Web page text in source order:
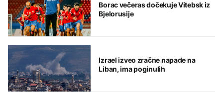
Borac večeras dočekuje Vitebsk iz
Bjelorusije
Izrael izveo zračne napade na
Liban, ima poginulih